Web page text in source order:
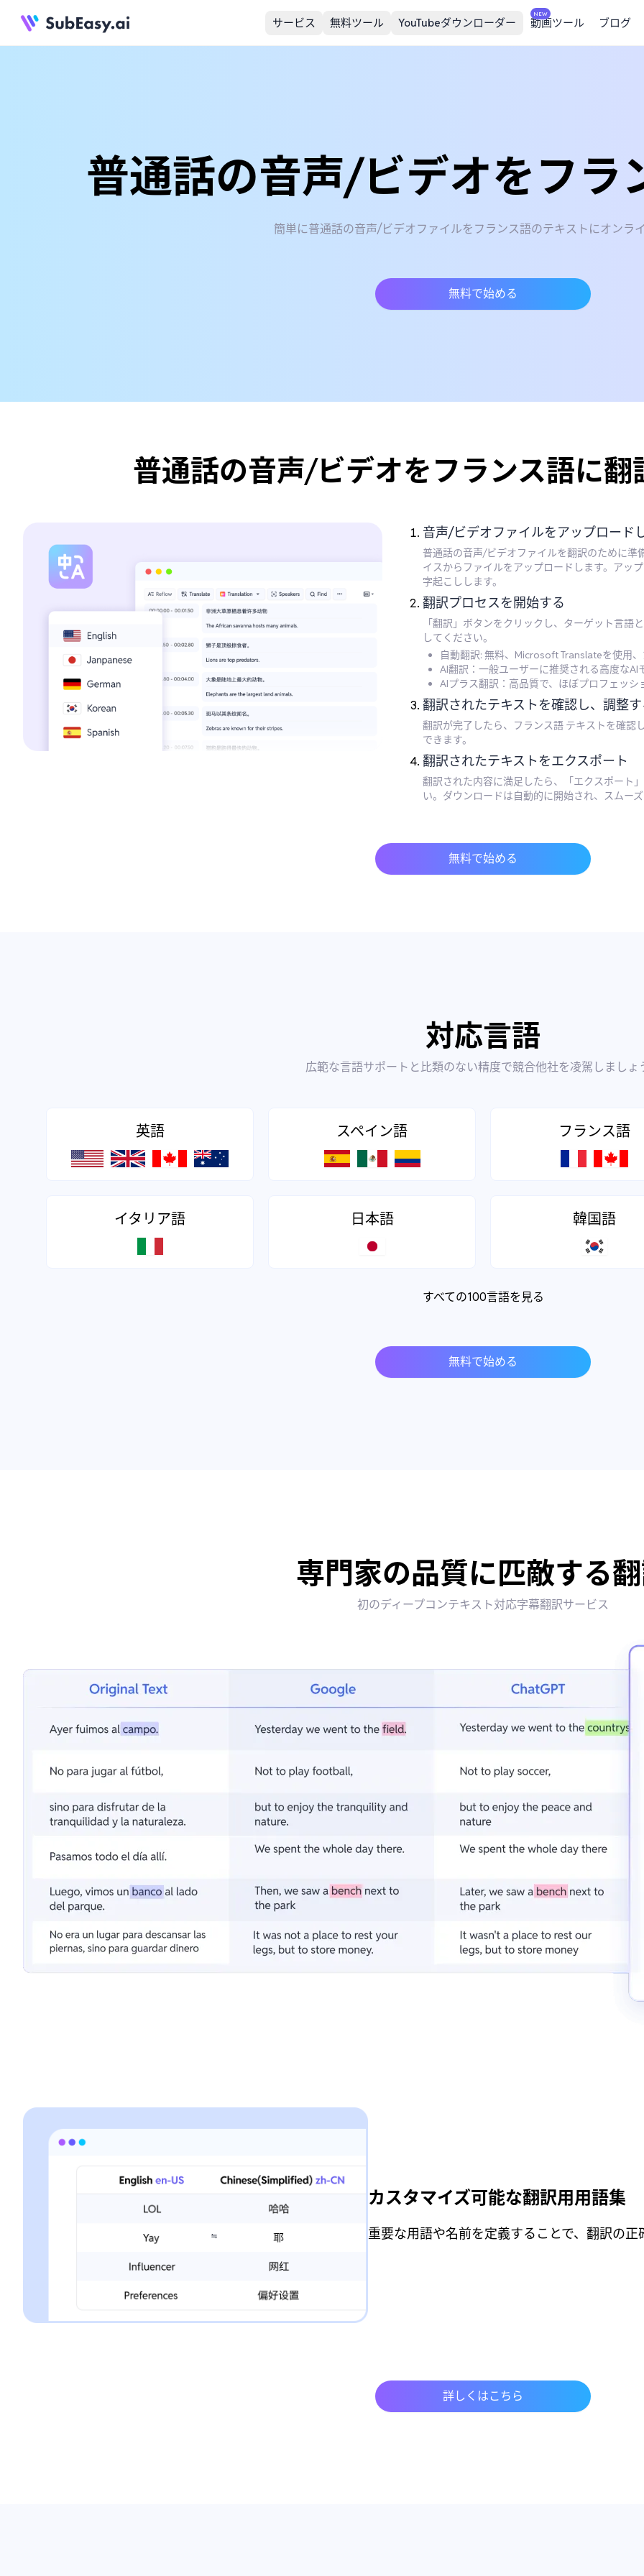
サービス 無料ツール YouTubeダウンローダー
NEW
動画ツール ブログ
普通話の音声/ビデオをフラ
簡単に普通話の音声/ビデオファイルをフランス語のテキストにオンラ
無料で始める
普通話の音声/ビデオをフランス語に翻
音声/ビデオファイルをアップロード
普通話の音声/ビデオファイルを翻訳のために準
イスからファイルをアップロードします。アッ
字起こしします。
翻訳プロセスを開始する
「翻訳」ボタンをクリックし、ターゲット言
してください。
自動翻訳: 無料、Microsoft Translateを使用
AI翻訳：一般ユーザーに推奨される高度な
AIプラス翻訳：高品質で、ほぼプロフェッ
翻訳されたテキストを確認し、調整
翻訳が完了したら、フランス語 テキストを確認
できます。
翻訳されたテキストをエクスポート
翻訳された内容に満足したら、「エクスポート
い。ダウンロードは自動的に開始され、スムー
無料で始める
対応言語
広範な言語サポートと比類のない精度で競合他社を凌駕しましょ
英語 スペイン語 フランス語
イタリア語 日本語 韓国語
すべての100言語を見る
無料で始める
専門家の品質に匹敵する
初のディープコンテキスト対応字幕翻訳サービス
カスタマイズ可能な翻訳用用語集
重要な用語や名前を定義することで、翻訳の
詳しくはこちら